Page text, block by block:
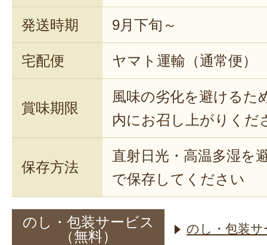
発送時期 9月下旬～
宅配便 ヤマト運輸（通常便）
賞味期限
風味の劣化を避けるた
内にお召し上がりくだ
保存方法
直射日光・高温多湿を
で保存してください
のし・包装サービス
（無料）
のし・包装